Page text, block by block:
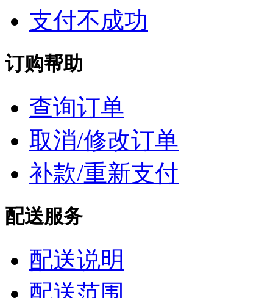
支付不成功
订购帮助
查询订单
取消/修改订单
补款/重新支付
配送服务
配送说明